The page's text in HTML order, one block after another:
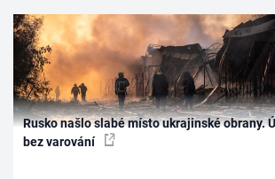
Rusko našlo slabé místo ukrajinské obrany.
bez varování